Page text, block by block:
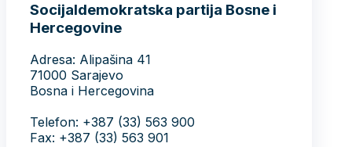
Socijaldemokratska partija Bosne i
Hercegovine
Adresa: Alipašina 41
71000 Sarajevo
Bosna i Hercegovina
Telefon: +387 (33) 563 900
Fax: +387 (33) 563 901